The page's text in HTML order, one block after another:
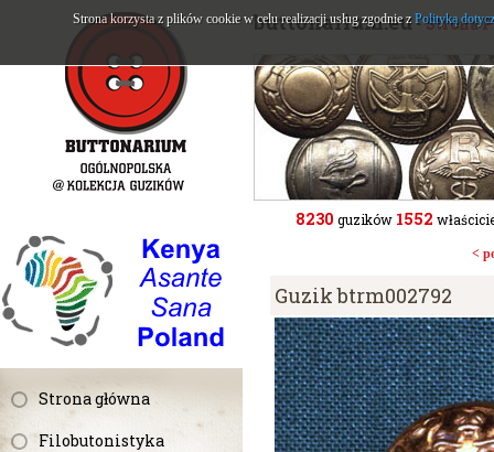
Strona główna
Filobutonistyka
buttonarium.eu- Strona
8230 guzików 1552
<
Guzik btrm002792
Strona korzysta z plików cookie w celu realizacji usług zgodnie z Polityką